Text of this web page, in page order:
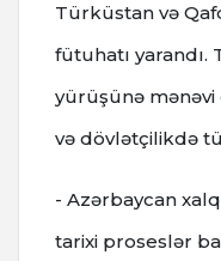
Türküstan və
fütuhatı
yürüşünə
və dövlətçilikdə
- Azərbaycan
tarixi proseslər